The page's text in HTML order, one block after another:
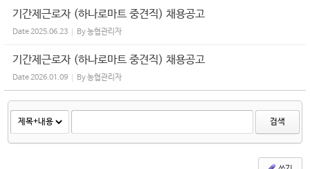
기간제근로자 (하나로마트 중견직) 채용공고
Date2025.06.23 By농협관리자
기간제근로자 (하나로마트 중견직) 채용공고
Date2026.01.09 By농협관리자
검색